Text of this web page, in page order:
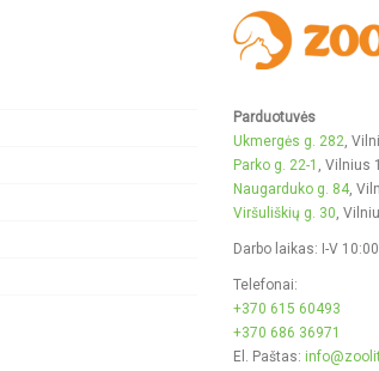
Parduotuvės
Ukmergės g. 282 ,
Parko g. 22-1
, Vilnius
Naugarduko g. 84,
Viršuliškių g. 30 ,
Darbo laikas: I-V
Telefonai:
+370 615 60493
+370 686 36971
El. Paštas: